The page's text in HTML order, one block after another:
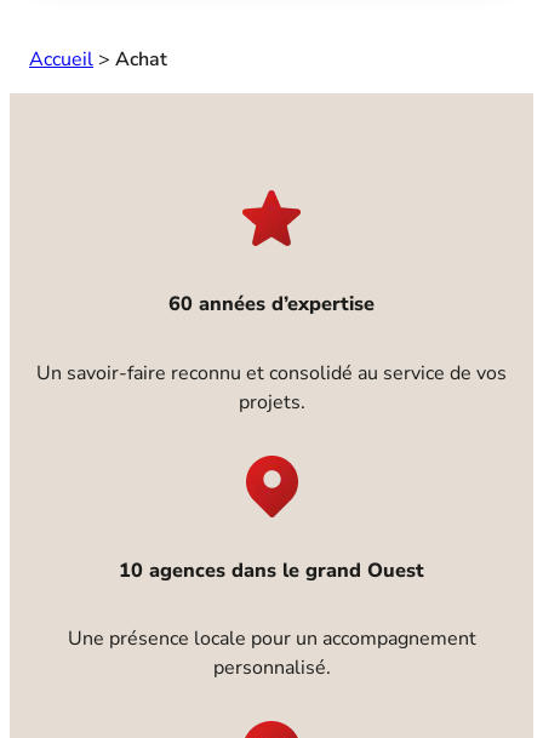
Accueil > Achat
60 années d’expertise
Un savoir-faire reconnu et consolidé au service de vos
projets.
10 agences dans le grand Ouest
Une présence locale pour un accompagnement
personnalisé.